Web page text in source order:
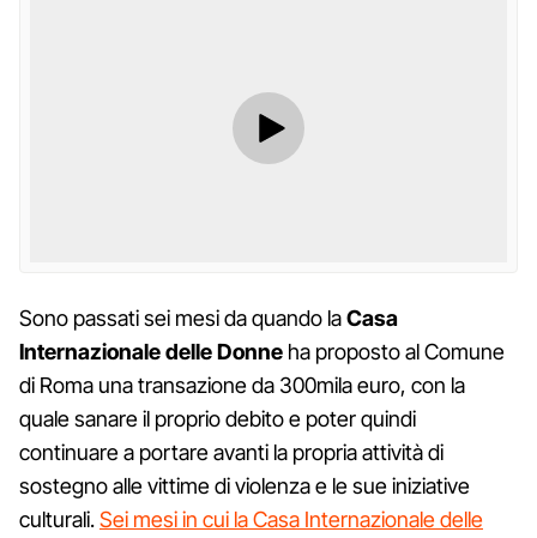
Sono passati sei mesi da quando laCasa
Internazionale delle Donne ha proposto al Comune
di Roma una transazione da 300mila euro, con la
quale sanare il proprio debito e poter quindi
continuare a portare avanti la propria attività di
sostegno alle vittime di violenza e le sue iniziative
culturali.Sei mesi in cui la Casa Internazionale delle